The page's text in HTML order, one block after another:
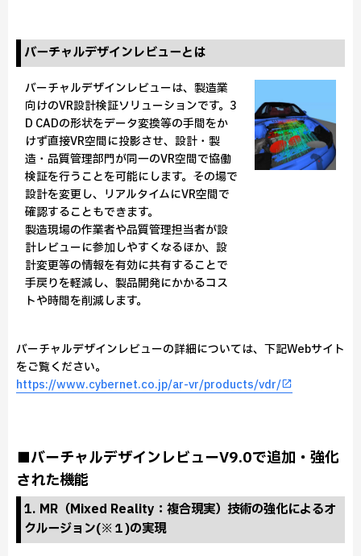
バーチャルデザインレビューとは
バーチャルデザインレビューは、製造業
向けのVR設計検証ソリューションです。3
D CADの形状をデータ変換等の手間をか
けず直接VR空間に投影させ、設計・製
造・品質管理部門が同一のVR空間で協働
検証を行うことを可能にします。その場で
設計を変更し、リアルタイムにVR空間で
確認することもできます。
製造現場の作業者や品質管理担当者が設
計レビューに参加しやすくなるほか、設
計変更等の情報を有効に共有することで
手戻りを軽減し、製品開発にかかるコス
トや時間を削減します。
バーチャルデザインレビューの詳細については、下記Webサイト
をご覧ください。
https://www.cybernet.co.jp/ar-vr/products/vdr/
■バーチャルデザインレビューV9.0で追加・強化
された機能
1. MR（Mixed Reality：複合現実）技術の強化によるオ
クルージョン(※１)の実現